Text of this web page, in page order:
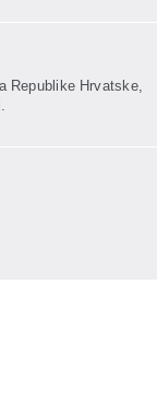
Republike Hrvatske,